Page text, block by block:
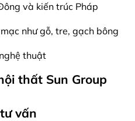
và kiến trúc Pháp
như gỗ, tre, gạch bông
thuật
thất Sun Group
vấn